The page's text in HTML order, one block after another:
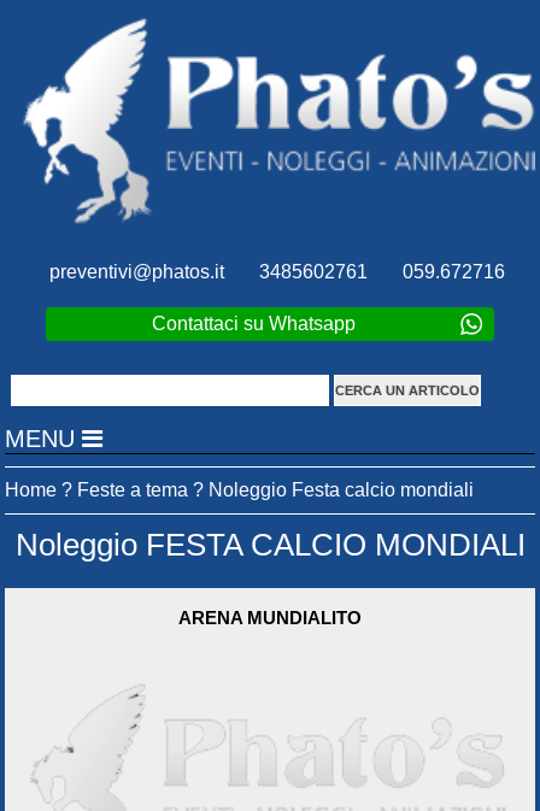
preventivi@phatos.it 3485602761 059.672716
Contattaci su Whatsapp
MENU
Home ? Feste a tema ? Noleggio Festa calcio mondiali
Noleggio FESTA CALCIO MONDIALI
ARENA MUNDIALITO